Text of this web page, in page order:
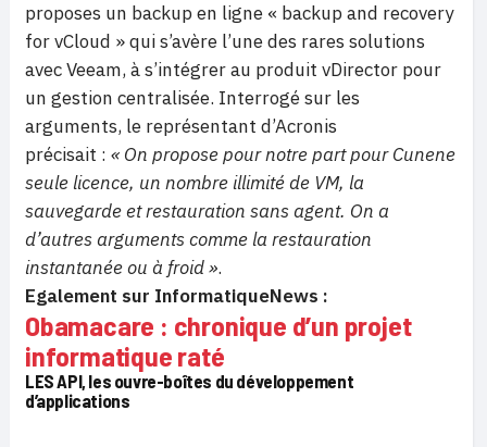
proposes un backup en ligne « backup and recovery
for vCloud » qui s’avère l’une des rares solutions
avec Veeam, à s’intégrer au produit vDirector pour
un gestion centralisée. Interrogé sur les
arguments, le représentant d’Acronis
précisait : « On propose pour notre part pour Cunene
seule licence, un nombre illimité de VM, la
sauvegarde et restauration sans agent. On a
d’autres arguments comme la restauration
instantanée ou à froid ».
Egalement sur InformatiqueNews :
Obamacare : chronique d’un projet
informatique raté
LES API, les ouvre-boîtes du développement
d’applications